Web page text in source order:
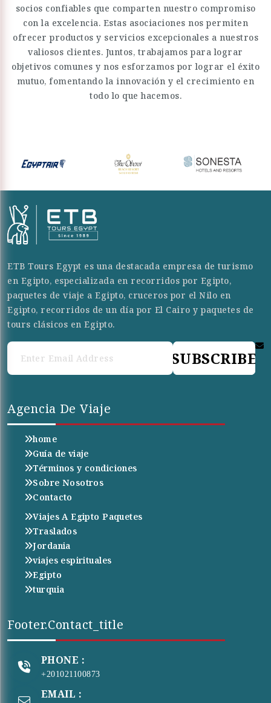
socios confiables que comparten nuestro compromiso
con la excelencia. Estas asociaciones nos permiten
ofrecer productos y servicios excepcionales a nuestros
valiosos clientes. Juntos, trabajamos para lograr
objetivos comunes y nos esforzamos por lograr el éxito
mutuo, fomentando la innovación y el crecimiento en
todo lo que hacemos.
ETB Tours Egypt es una destacada empresa de turismo
en Egipto, especializada en recorridos por Egipto,
paquetes de viaje a Egipto, cruceros por el Nilo en
Egipto, recorridos de un día por El Cairo y paquetes de
tours clásicos en Egipto.
SUBSCRIBE
Agencia De Viaje
home
Guía de viaje
Términos y condiciones
Sobre Nosotros
Contacto
Viajes A Egipto Paquetes
Traslados
Jordania
viajes espirituales
Egipto
turquia
Footer.contact_title
PHONE :
+201021100873
EMAIL :